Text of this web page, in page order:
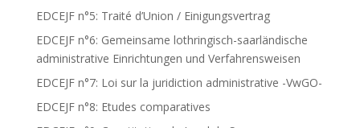
EDCEJF n°5: Traité d’Union / Einigungsvertrag
EDCEJF n°6: Gemeinsame lothringisch-saarländische
administrative Einrichtungen und Verfahrensweisen
EDCEJF n°7: Loi sur la juridiction administrative -VwGO-
EDCEJF n°8: Etudes comparatives